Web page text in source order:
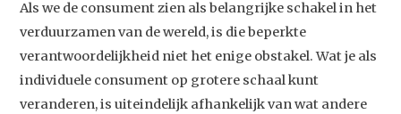
Artikelen
Contact
Als we de consument zien als belangrijke schakel in het
verduurzamen van de wereld, is die beperkte
verantwoordelijkheid niet het enige obstakel. Wat je als
individuele consument op grotere schaal kunt
veranderen, is uiteindelijk afhankelijk van wat andere